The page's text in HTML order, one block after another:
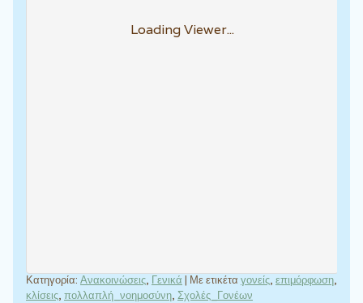
Loading Viewer...
Κατηγορία: Ανακοινώσεις, Γενικά | Με ετικέτα γονείς, επιμόρφωση,
κλίσεις, πολλαπλή_νοημοσύνη, Σχολές_Γονέων